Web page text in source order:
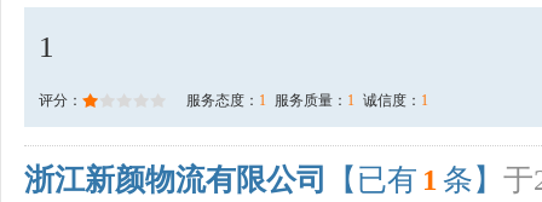
1
评分： 服务态度： 1 服务质量： 1 诚信度： 1
浙江新颜物流有限公司 【已有 1 条】 于